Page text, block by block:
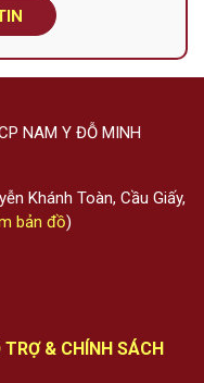
NAM Y ĐỖ MINH
Khánh Toàn, Cầu Giấy,
bản đồ)
TRỢ & CHÍNH SÁCH